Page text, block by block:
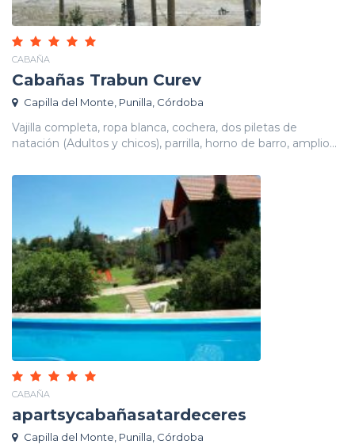
CABAÑA
Cabañas Trabun Curev
Capilla del Monte, Punilla, Córdoba
Vajilla completa, ropa blanca, cochera, dos piletas de
natación (Adultos y chicos), parrilla, horno de barro, amplio...
CABAÑA
apartsycabañasatardeceres
Capilla del Monte, Punilla, Córdoba